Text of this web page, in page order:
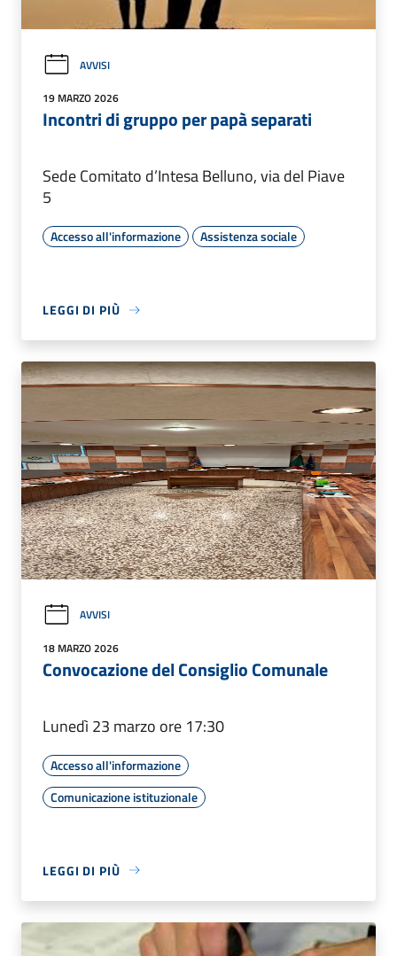
AVVISI
19 MARZO 2026
Incontri di gruppo per papà separati
Sede Comitato d’Intesa Belluno, via del Piave
5
Accesso all'informazione Assistenza sociale
LEGGI DI PIÙ
AVVISI
18 MARZO 2026
Convocazione del Consiglio Comunale
Lunedì 23 marzo ore 17:30
Accesso all'informazione
Comunicazione istituzionale
LEGGI DI PIÙ